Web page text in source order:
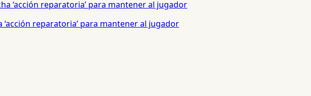
reparatoria’ para mantener al jugador